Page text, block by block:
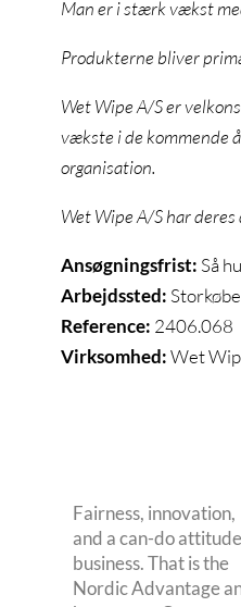
Man er i stærk vækst
Produkterne bliver
Wet Wipe A/S er
vækste i de kommende
organisation.
Wet Wipe A/S har
Ansøgningsfrist: Så
Arbejdssted:
Reference: 2406.068
Virksomhed:Wet
Fairness, innovation,
and a can-do
business. That is the
Nordic Advantage